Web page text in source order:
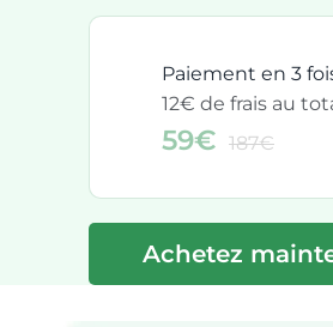
Paiement en 3
12€ de frais au
59€ 187€
Achetez